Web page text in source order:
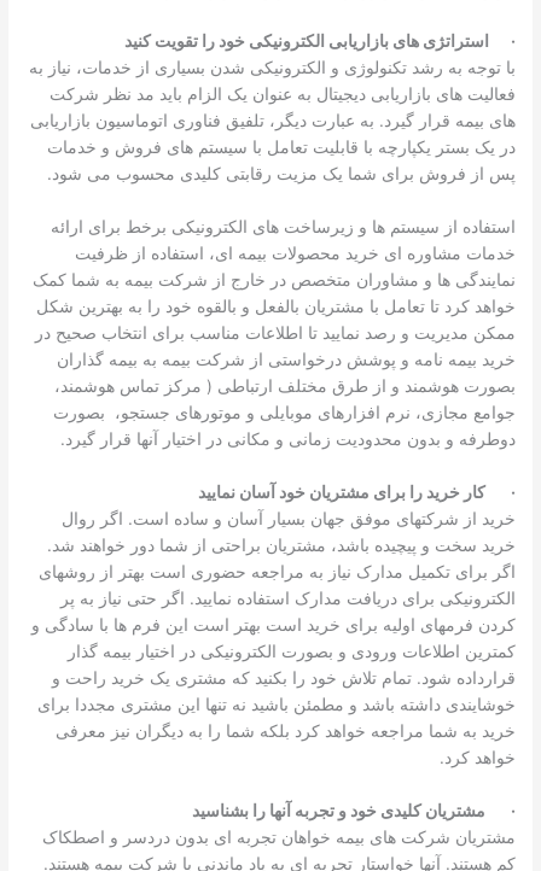
·
استراتژی های بازاریابی الکترونیکی خود را تقویت کنید
با توجه به رشد تکنولوژی و الکترونیکی شدن بسیاری از خدمات، نیاز به
فعالیت های بازاریابی دیجیتال به عنوان یک الزام باید مد نظر شرکت
های بیمه قرار گیرد. به عبارت دیگر، تلفیق فناوری اتوماسیون بازاریابی
در یک بستر یکپارچه با قابلیت تعامل با سیستم های فروش و خدمات
پس از فروش برای شما یک مزیت رقابتی کلیدی محسوب می شود.
استفاده از سیستم ها و زیرساخت های الکترونیکی برخط برای ارائه
خدمات مشاوره ای خرید محصولات بیمه ای، استفاده از ظرفیت
نمایندگی ها و مشاوران متخصص در خارج از شرکت بیمه به شما کمک
خواهد کرد تا تعامل با مشتریان بالفعل و بالقوه خود را به بهترین شکل
ممکن مدیریت و رصد نمایید تا اطلاعات مناسب برای انتخاب صحیح در
خرید بیمه نامه و پوشش درخواستی از شرکت بیمه به بیمه گذاران
بصورت هوشمند و از طرق مختلف ارتباطی ( مرکز تماس هوشمند،
جوامع مجازی، نرم افزارهای موبایلی و موتورهای جستجو، بصورت
دوطرفه و بدون محدودیت زمانی و مکانی در اختیار آنها قرار گیرد.
·کار خرید را برای مشتریان خود آسان نمایید
خرید از شرکتهای موفق جهان بسیار آسان و ساده است. اگر روال
خرید سخت و پیچیده باشد، مشتریان براحتی از شما دور خواهند شد.
اگر برای تکمیل مدارک نیاز به مراجعه حضوری است بهتر از روشهای
الکترونیکی برای دریافت مدارک استفاده نمایید. اگر حتی نیاز به پر
کردن فرمهای اولیه برای خرید است بهتر است این فرم ها با سادگی و
کمترین اطلاعات ورودی و بصورت الکترونیکی در اختیار بیمه گذار
قرارداده شود. تمام تلاش خود را بکنید که مشتری یک خرید راحت و
خوشایندی داشته باشد و مطمئن باشید نه تنها این مشتری مجددا برای
خرید به شما مراجعه خواهد کرد بلکه شما را به دیگران نیز معرفی
خواهد کرد.
· مشتریان کلیدی خود و تجربه آنها را بشناسید
مشتریان شرکت های بیمه خواهان تجربه ای بدون دردسر و اصطکاک
کم هستند. آنها خواستار تجربه ای به یاد ماندنی با شرکت بیمه هستند.